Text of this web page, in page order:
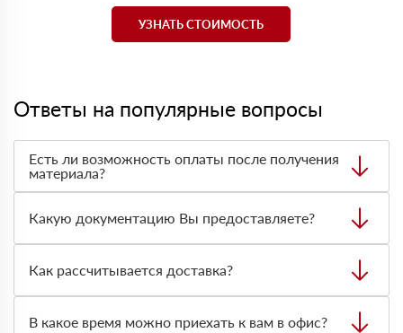
УЗНАТЬ СТОИМОСТЬ
Ответы на популярные вопросы
Есть ли возможность оплаты после получения
материала?
оплата по факту получения товара. При этом, если
доставленный товар был ненадлежащего качества, то
Вы вправе от него отказаться.
Какую документацию Вы предоставляете?
сертификаты и паспорта качества, а также товарно-
транспортную накладную.
Как рассчитывается доставка?
персональный менеджер для уточнения деталей заказа.
В какое время можно приехать к вам в офис?